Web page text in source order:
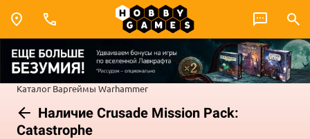
Каталог Варгеймы Warhammer
Наличие Crusade Mission Pack:
Catastrophe